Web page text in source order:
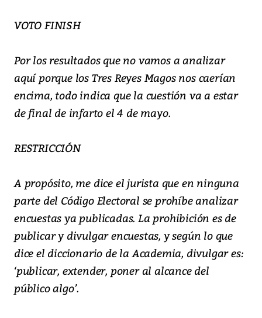
VOTO FINISH
Por los resultados que no vamos a analizar
aquí porque los Tres Reyes Magos nos caerían
encima, todo indica que la cuestión va a estar
de final de infarto el 4 de mayo.
RESTRICCIÓN
A propósito, me dice el jurista que en ninguna
parte del Código Electoral se prohíbe analizar
encuestas ya publicadas. La prohibición es de
publicar y divulgar encuestas, y según lo que
dice el diccionario de la Academia, divulgar es:
‘publicar, extender, poner al alcance del
público algo’.